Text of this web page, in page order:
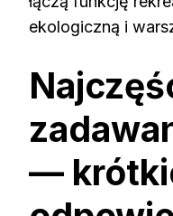
ekologiczną i
—